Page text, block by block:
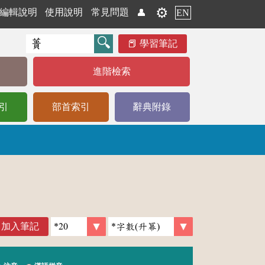
編輯說明 使用說明 常見問題 👤 ⚙️ EN
學習筆記
進階檢索
部首索引 辭典附錄
加入筆記